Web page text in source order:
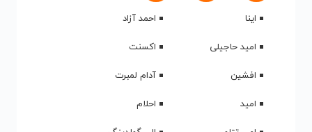
اینا
احمد آزاد
امید حاجیلی
اکسنت
افشین
آدام لمبرت
امید
احلام